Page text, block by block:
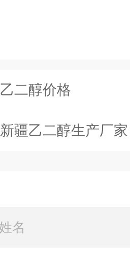
乙二醇价格
新疆乙二醇生产厂家